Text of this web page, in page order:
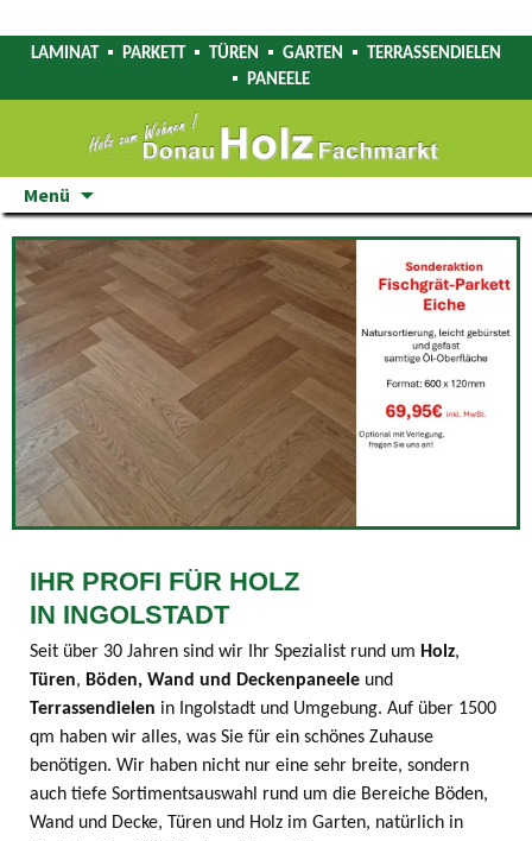
LAMINAT PARKETT TÜREN GARTEN
TERRASSENDIELEN
PANEELE
Menü
Zum
Inhalt
springen
IHR PROFI FÜR HOLZ
IN INGOLSTADT
Seit über 30 Jahren sind wir Ihr Spezialist rund um Holz,
Türen, Böden, Wand und Deckenpaneele und
Terrassendielen in Ingolstadt und Umgebung. Auf über 1500
qm haben wir alles, was Sie für ein schönes Zuhause
benötigen. Wir haben nicht nur eine sehr breite, sondern
auch tiefe Sortimentsauswahl rund um die Bereiche Böden,
Wand und Decke, Türen und Holz im Garten, natürlich in